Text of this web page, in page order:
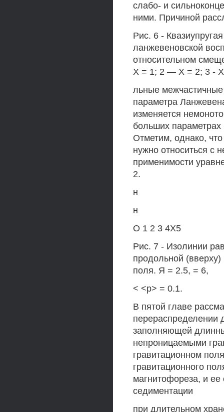
слабо- и
ними. Причиной
Рис. 6 -
ланжевеновской
относительном
X = 1; 2 — X = 2; 3 -
льные
параметра
изменяется
больших
Отметим, однако,
нужно относиться с
применимости
2.
н
н
О 1 2 3 4X5
Рис. 7 - Изолинии
продольной (вверху)
поля. Я = 2.5, = 6,
< <р> = 0.1.
В пятой главе
перераспределении
заполняющей
непроницаемыми
гравитационном
гравитационного
магнитофореза, и
седиментации
при длительном